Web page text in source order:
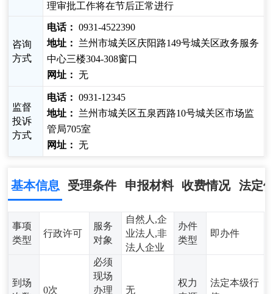
理审批工作将在节后正常进行
咨询
方式
电话： 0931-4522390
地址：
兰州市城关区庆阳路149号城关区政务服务
中心三楼304-308窗口
网址： 无
监督
投诉
方式
电话： 0931-12345
地址：
兰州市城关区五泉西路10号城关区市场监
管局705室
网址： 无
基本信息 受理条件 申报材料 收费情况 法定
事项
类型
行政许可
服务
对象
自然人,企
业法人,非
法人企业
办件
类型
即办件
到场
0次
必须
现场
办理
无
权力
法定本级行